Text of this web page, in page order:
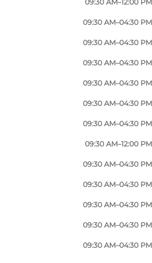
09:30 AM–12:00 PM
09:30 AM–04:30 PM
09:30 AM–04:30 PM
09:30 AM–04:30 PM
09:30 AM–04:30 PM
09:30 AM–04:30 PM
09:30 AM–04:30 PM
09:30 AM–12:00 PM
09:30 AM–04:30 PM
09:30 AM–04:30 PM
09:30 AM–04:30 PM
09:30 AM–04:30 PM
09:30 AM–04:30 PM
ved Rundetårn blev indviet i
for universitetets professorer og